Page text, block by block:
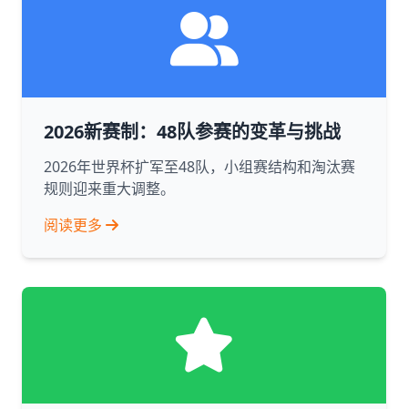
2026新赛制：48队参赛的变革与挑战
2026年世界杯扩军至48队，小组赛结构和淘汰赛
规则迎来重大调整。
阅读更多